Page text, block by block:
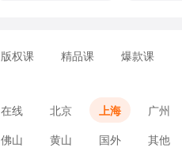
版权课 精品课 爆款课
在线 北京 上海
广州
佛山 黄山 国外 其他